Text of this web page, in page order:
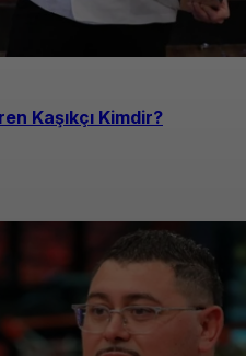
Kaşıkçı Kimdir?